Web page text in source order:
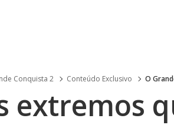
Conquista 2 Conteúdo Exclusivo O
extremos